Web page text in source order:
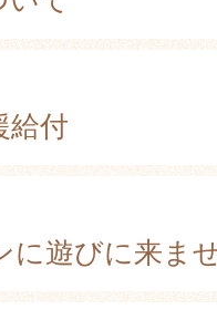
給付
に遊びに来ま